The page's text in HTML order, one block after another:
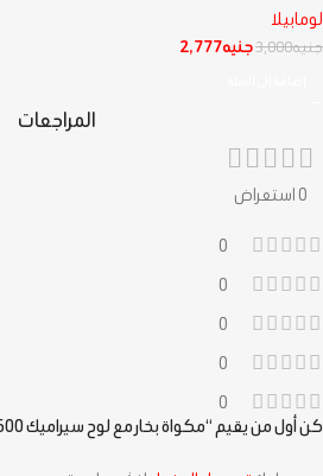
لومابيلا
جنيه3,000جنيه2,777
المراجعات
0 استعراض
0
0
0
0
0
كن أول من يقيم “مكواة بخار مع لوح سيراميك 2600 واط من لومابيلا”